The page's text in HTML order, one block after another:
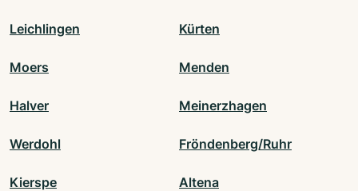
Leichlingen Kürten
Moers Menden
Halver Meinerzhagen
Werdohl Fröndenberg/Ruhr
Kierspe Altena